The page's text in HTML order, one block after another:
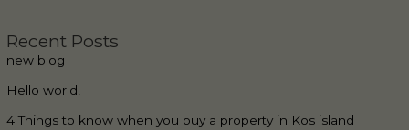
Recent Posts
new blog
Hello world!
4 Things to know when you buy a property in Kos island